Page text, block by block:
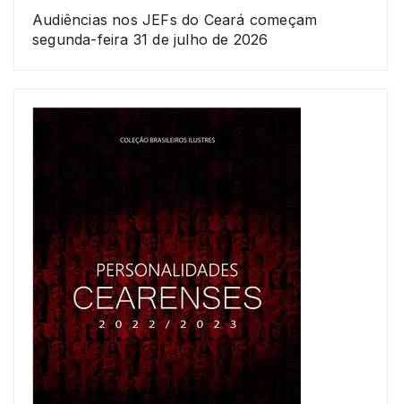
Audiências nos JEFs do Ceará começam
segunda-feira 31 de julho de 2026